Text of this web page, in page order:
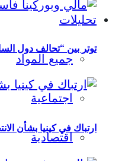
تحليلات
جميع المواد
اجتماعية
اقتصادية
توتر بين “تحالف دول
ارتباك في كينيا بشأن الانتخابات